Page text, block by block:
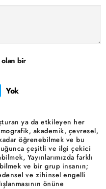
olan bir
Yok
ya da etkileyen her
akademik, çevresel,
öğrenebilmek ve bu
çeşitli ve ilgi çekici
Yayınlarımızda farklı
ve bir grup insanın;
ve zihinsel engelli
önüne